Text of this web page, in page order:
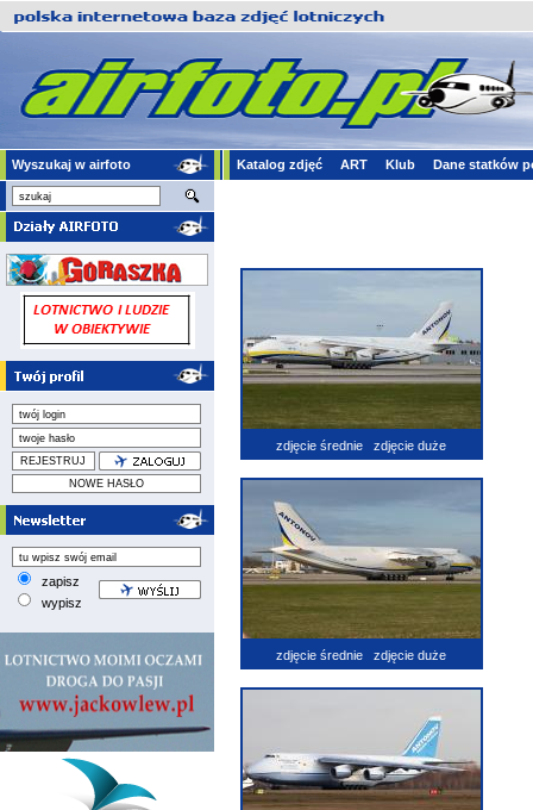
Wyszukaj w airfoto Katalog zdjęć ART Klub Dane statków
zapisz
wypisz
zdjęcie średnie zdjęcie duże
zdjęcie średnie zdjęcie duże